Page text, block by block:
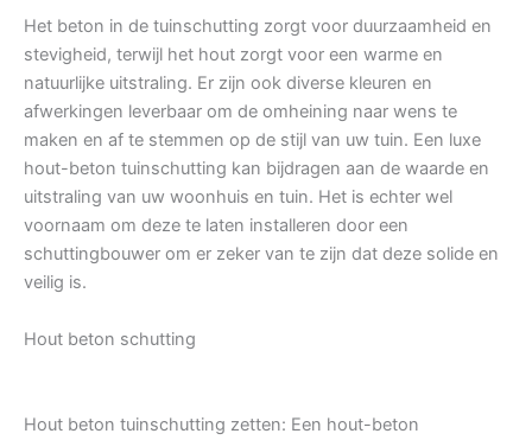
Het beton in de tuinschutting zorgt voor duurzaamheid en
stevigheid, terwijl het hout zorgt voor een warme en
natuurlijke uitstraling. Er zijn ook diverse kleuren en
afwerkingen leverbaar om de omheining naar wens te
maken en af te stemmen op de stijl van uw tuin. Een luxe
hout-beton tuinschutting kan bijdragen aan de waarde en
uitstraling van uw woonhuis en tuin. Het is echter wel
voornaam om deze te laten installeren door een
schuttingbouwer om er zeker van te zijn dat deze solide en
veilig is.
Hout beton schutting
Hout beton tuinschutting zetten: Een hout-beton